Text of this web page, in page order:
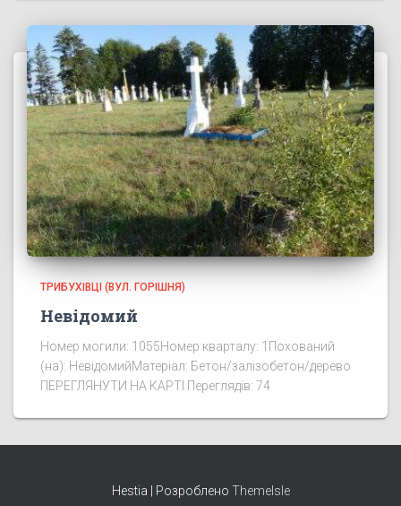
ТРИБУХІВЦІ (ВУЛ. ГОРІШНЯ)
Невідомий
Номер могили: 1055Номер кварталу: 1Похований
(на): НевідомийМатеріал: Бетон/залізобетон/дерево
ПЕРЕГЛЯНУТИ НА КАРТІ Переглядів: 74
Hestia | Розроблено ThemeIsle